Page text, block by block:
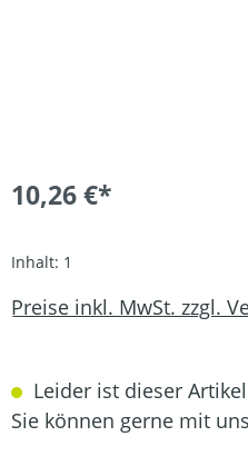
10,26 €*
Inhalt: 1
Preise inkl. MwSt. zzgl.
Leider ist dieser
Sie können gerne mit